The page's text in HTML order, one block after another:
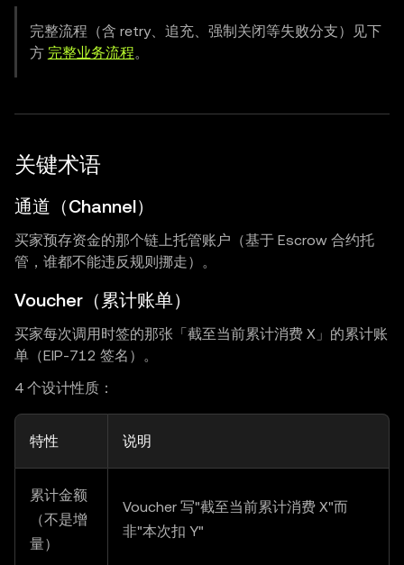
完整流程（含 retry、追充、强制关闭等失败分支）见下
方 完整业务流程。
关键术语
通道（Channel）
买家预存资金的那个链上托管账户（基于 Escrow 合约托
管，谁都不能违反规则挪走）。
Voucher（累计账单）
买家每次调用时签的那张「截至当前累计消费 X」的累计账
单（EIP-712 签名）。
4 个设计性质：
特性 说明
累计金额
（不是增
量）
Voucher 写"截至当前累计消费 X"而
非"本次扣 Y"